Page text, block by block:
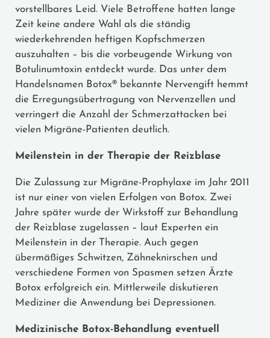
vorstellbares Leid. Viele Betroffene hatten lange
Zeit keine andere Wahl als die ständig
wiederkehrenden heftigen Kopfschmerzen
auszuhalten – bis die vorbeugende Wirkung von
Botulinumtoxin entdeckt wurde. Das unter dem
Handelsnamen Botox® bekannte Nervengift hemmt
die Erregungsübertragung von Nervenzellen und
verringert die Anzahl der Schmerzattacken bei
vielen Migräne-Patienten deutlich.
Meilenstein in der Therapie der Reizblase
Die Zulassung zur Migräne-Prophylaxe im Jahr 2011
ist nur einer von vielen Erfolgen von Botox. Zwei
Jahre später wurde der Wirkstoff zur Behandlung
der Reizblase zugelassen – laut Experten ein
Meilenstein in der Therapie. Auch gegen
übermäßiges Schwitzen, Zähneknirschen und
verschiedene Formen von Spasmen setzen Ärzte
Botox erfolgreich ein. Mittlerweile diskutieren
Mediziner die Anwendung bei Depressionen.
Medizinische Botox-Behandlung eventuell